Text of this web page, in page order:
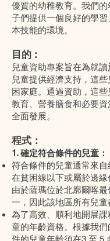
優質的幼稚教育。我們
子們提供一個良好的學
本技能的環境。
目的 :
兒童資助專案旨在為就
兒童提供經濟支持，這
困家庭。通過資助，這
教育、營養膳食和必要
全面發展。
程式：
1. 確定符合條件的兒童：
符合條件的兒童通常來
在貧困線以下或屬於邊緣
由於薩瑪位於北廓爾喀最
一，因此該地區所有兒童
為了高效、順利地開展
童的年齡資格。根據我
件的兒童年齡須在3 至 5